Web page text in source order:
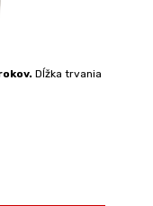
Dĺžka trvania